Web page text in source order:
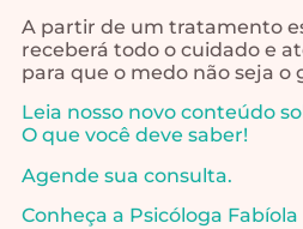
A partir de um tratamento
receberá todo o cuidado e
para que o medo não seja o
Leia nosso novo conteúdo
O que você deve saber!
Agende sua consulta.
Conheça a Psicóloga